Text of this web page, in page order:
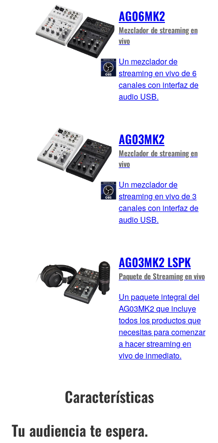
AG06MK2
Mezclador de streaming en
vivo
Un mezclador de
streaming en vivo de 6
canales con interfaz de
audio USB.
AG03MK2
Mezclador de streaming en
vivo
Un mezclador de
streaming en vivo de 3
canales con interfaz de
audio USB.
AG03MK2 LSPK
Paquete de Streaming en vivo
Un paquete integral del
AG03MK2 que incluye
todos los productos que
necesitas para comenzar
a hacer streaming en
vivo de inmediato.
Características
Tu audiencia te espera.